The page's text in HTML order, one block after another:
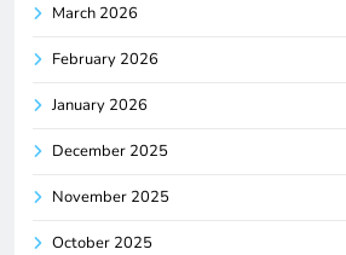
March 2026
February 2026
January 2026
December 2025
November 2025
October 2025